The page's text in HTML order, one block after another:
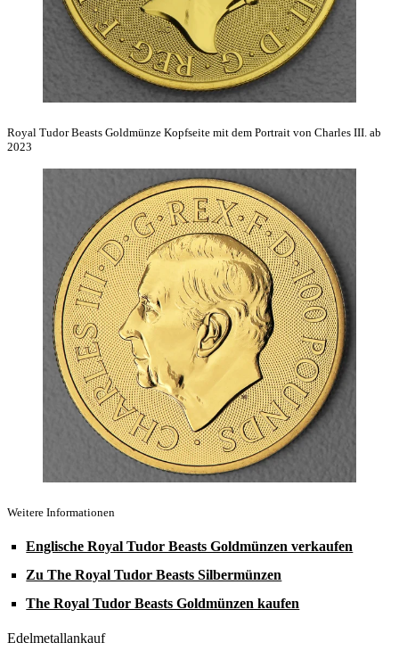
Royal Tudor Beasts Goldmünze Kopfseite mit dem Portrait von Charles III. ab
2023
Weitere Informationen
Englische Royal Tudor Beasts Goldmünzen verkaufen
Zu The Royal Tudor Beasts Silbermünzen
The Royal Tudor Beasts Goldmünzen kaufen
Edelmetallankauf